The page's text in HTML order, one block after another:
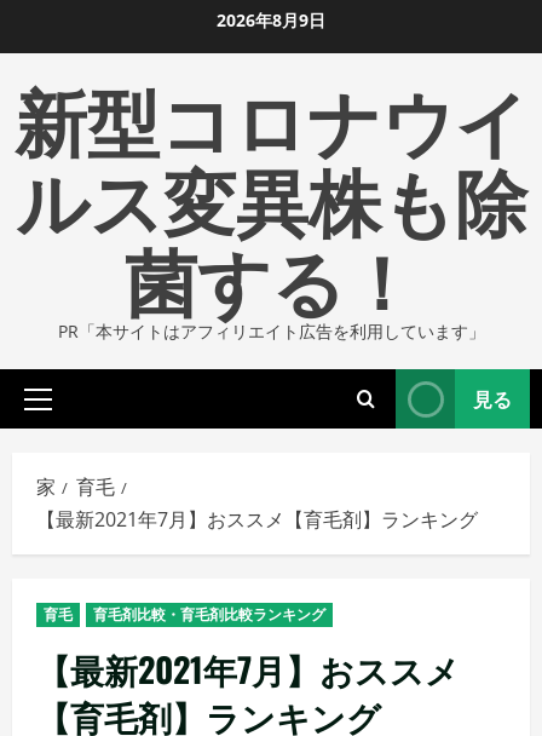
ン
ツ
ま
2026年8月9日
新型コロナウイ
ルス変異株も除
菌する！
PR「本サイトはアフィリエイト広告を利用しています」
プ
イ
マ
リ
メ
ュ
見る
家
育毛
【最新2021年7月】おススメ【育毛剤】ランキング
育毛 育毛剤比較・育毛剤比較ランキング
【最新2021年7月】おススメ
【育毛剤】ランキング